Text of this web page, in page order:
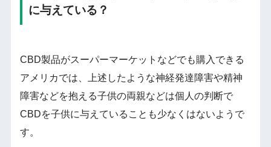
に与えている？
CBD製品がスーパーマーケットなどでも購入できる
アメリカでは、上述したような神経発達障害や精神
障害などを抱える子供の両親などは個人の判断で
CBDを子供に与えていることも少なくはないようで
す。